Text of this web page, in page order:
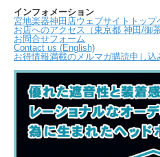
インフォメーション
宮地楽器神田店ウェブサイトトップ
お店へのアクセス（東京都 神田/御茶
お問合せフォーム
Contact us (English)
お得情報満載のメルマガ購読申し込